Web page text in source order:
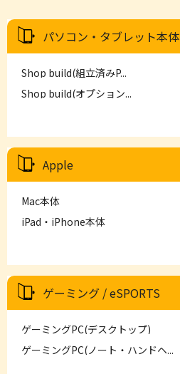
パソコン・タブレット本体
Shop build(組立済みP...
Shop build(オプション...
Apple
Mac本体
iPad・iPhone本体
ゲーミング / eSPORTS
ゲーミングPC(デスクトップ)
ゲーミングPC(ノート・ハンドヘ...